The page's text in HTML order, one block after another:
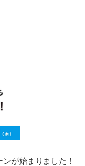
が始まりました！